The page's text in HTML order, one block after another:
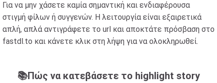
Για να μην χάσετε καμία σημαντική και ενδιαφέρουσα
στιγμή φίλων ή συγγενών. Η λειτουργία είναι εξαιρετικά
απλή, απλά αντιγράφετε το url και αποκτάτε πρόσβαση στο
fastdl.to και κάνετε κλικ στη λήψη για να ολοκληρωθεί.
📚Πώς να κατεβάσετε το highlight story